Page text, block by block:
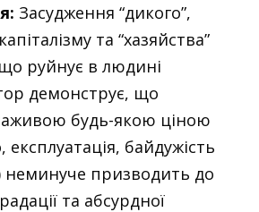
Засудження “дикого”,
та “хазяйства”
що руйнує в людині
демонструє, що
будь-якою ціною
байдужість
неминуче призводить до
та абсурдної